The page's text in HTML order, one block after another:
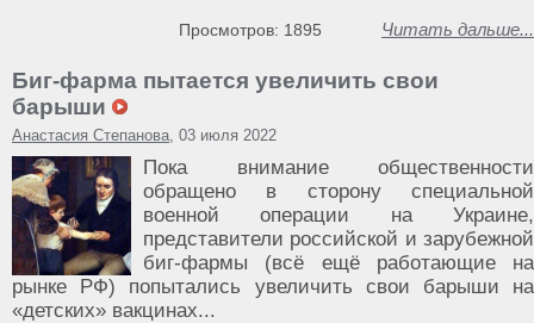
Читать дальше...
Просмотров: 1895
Биг-фарма пытается увеличить свои
барыши
Анастасия Степанова, 03 июля 2022
Пока внимание общественности
обращено в сторону специальной
военной операции на Украине,
представители российской и зарубежной
биг-фармы (всё ещё работающие на
рынке РФ) попытались увеличить свои барыши на
«детских» вакцинах...